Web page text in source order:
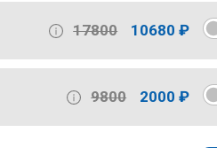
17800 10680 ₽
9800 2000 ₽